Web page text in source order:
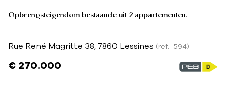
Opbrengsteigendom bestaande uit 2 appartementen.
Rue René Magritte 38, 7860 Lessines (ref. 594)
€ 270.000